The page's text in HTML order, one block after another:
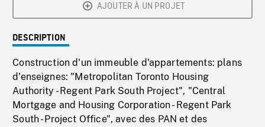
AJOUTER À UN PROJET
DESCRIPTION
Construction d'un immeuble d'appartements: plans
d'enseignes: "Metropolitan Toronto Housing
Authority - Regent Park South Project", "Central
Mortgage and Housing Corporation - Regent Park
South - Project Office", avec des PAN et des